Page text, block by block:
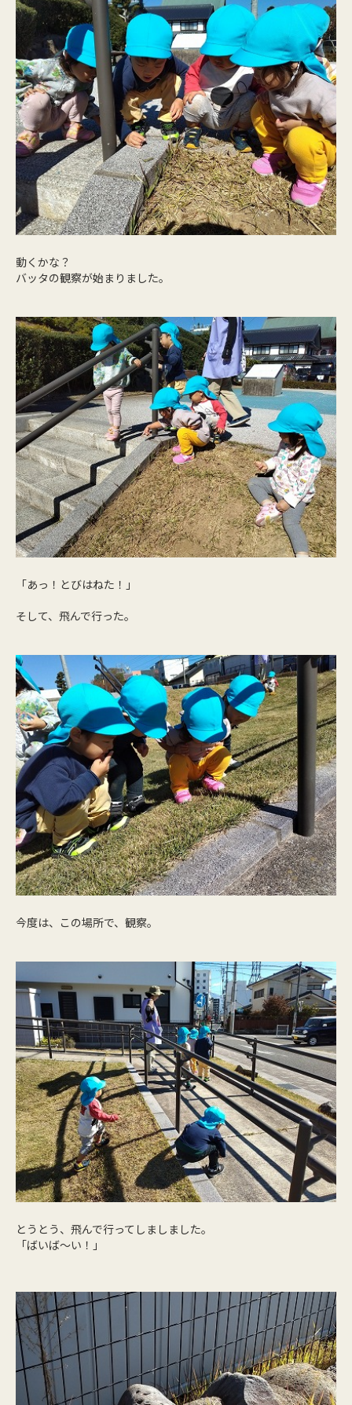
動くかな？
バッタの観察が始まりました。
「あっ！とびはねた！」
そして、飛んで行った。
今度は、この場所で、観察。
とうとう、飛んで行ってしましました。
「ばいば～い！」